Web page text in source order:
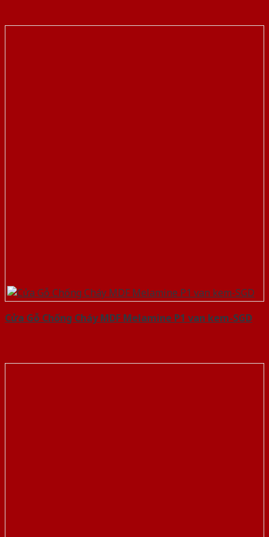
Cửa Gỗ Chống Cháy MDF Melamine P1 van kem-SGD